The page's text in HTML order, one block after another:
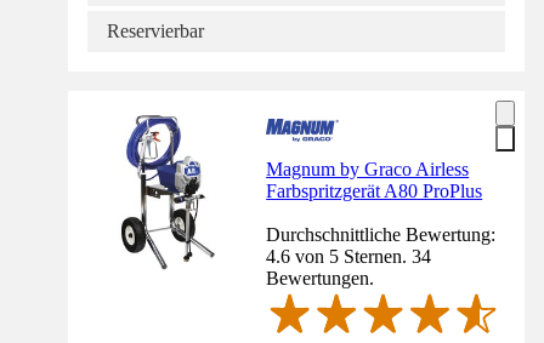
Reservierbar
Magnum by Graco Airless
Farbspritzgerät A80 ProPlus
Durchschnittliche Bewertung:
4.6 von 5 Sternen. 34
Bewertungen.